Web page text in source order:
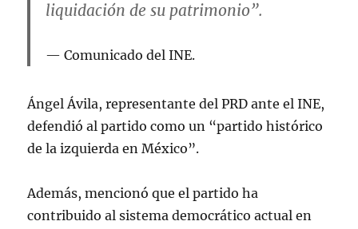
liquidación de su patrimonio”.
Comunicado del INE.
Ángel Ávila, representante del PRD ante el INE,
defendió al partido como un “partido histórico
de la izquierda en México”.
Además, mencionó que el partido ha
contribuido al sistema democrático actual en